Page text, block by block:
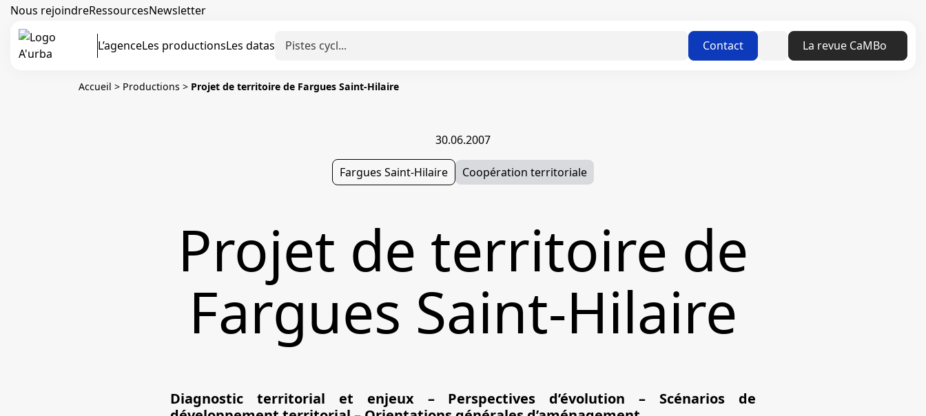
Nous rejoindreRessourcesNewsletter
L’agenceLes productionsLes datas Contact LinkedinLa revue CaMBo
Accueil > Productions > Projet de territoire de Fargues Saint-Hilaire
30.06.2007
Fargues Saint-Hilaire Coopération territoriale
Projet de territoire de
Fargues Saint-Hilaire
Diagnostic territorial et enjeux – Perspectives d’évolution – Scénarios de